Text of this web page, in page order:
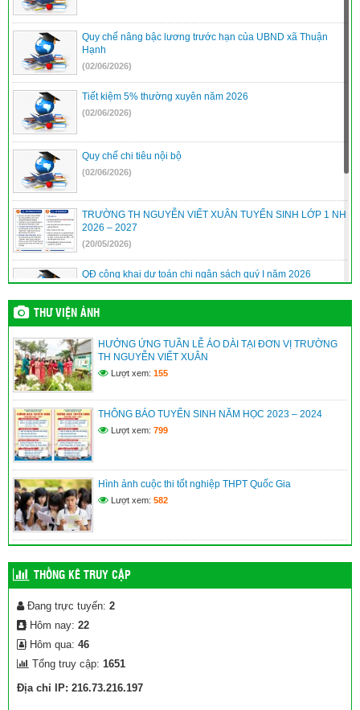
Quy chế nâng bậc lương trước hạn của UBND xã Thuận
Hạnh
(02/06/2026)
Tiết kiệm 5% thường xuyên năm 2026
(02/06/2026)
Quy chế chi tiêu nội bộ
(02/06/2026)
TRƯỜNG TH NGUYỄN VIẾT XUÂN TUYỂN SINH LỚP 1 NH
2026 – 2027
(20/05/2026)
QĐ công khai dự toán chi ngân sách quý I năm 2026
(10/04/2026)
Quyết định phê duyệt danh sách hưởng chế độ học kỳ II năm
học 2025-2026
(10/04/2026)
THƯ VIỆN ẢNH
HƯỞNG ỨNG TUẦN LỄ ÁO DÀI TẠI ĐƠN VỊ TRƯỜNG
TH NGUYỄN VIẾT XUÂN
Lượt xem: 155
THÔNG BÁO TUYỂN SINH NĂM HỌC 2023 – 2024
Lượt xem: 799
Hình ảnh cuộc thi tốt nghiệp THPT Quốc Gia
Lượt xem: 582
THỐNG KÊ TRUY CẬP
Đang trực tuyến: 2
Hôm nay: 22
Hôm qua: 46
Tổng truy cập: 1651
Địa chỉ IP: 216.73.216.197